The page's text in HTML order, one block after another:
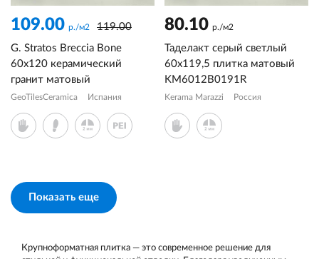
109.00 р./м2
119.00
G. Stratos Breccia Bone
60x120 керамический
гранит матовый
GeoTilesCeramica Испания
80.10 р./м2
Таделакт серый светлый
60x119,5 плитка матовый
KM6012B0191R
Kerama Marazzi Россия
Показать еще
Крупноформатная плитка — это современное решение для